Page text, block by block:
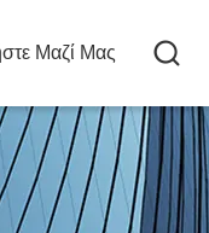
Μαζί Μας